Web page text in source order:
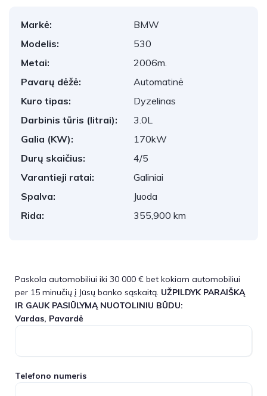
Markė:
BMW
Modelis:
530
Metai:
2006m.
Pavarų dėžė:
Automatinė
Kuro tipas:
Dyzelinas
Darbinis tūris (litrai):
3.0L
Galia (KW):
170kW
Durų skaičius:
4/5
Varantieji ratai:
Galiniai
Spalva:
Juoda
Rida:
355,900 km
Paskola automobiliui iki 30 000 € bet kokiam automobiliui
per 15 minučių į Jūsų banko sąskaitą. UŽPILDYK PARAIŠKĄ
IR GAUK PASIŪLYMĄ NUOTOLINIU BŪDU:
Vardas, Pavardė
Telefono numeris